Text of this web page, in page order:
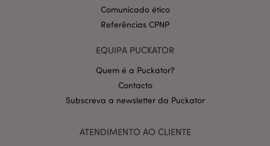
Comunicado ético
Referências CPNP
EQUIPA PUCKATOR
Quem é a Puckator?
Contacto
Subscreva a newsletter da Puckator
ATENDIMENTO AO CLIENTE
mage-cache-storage-section-
Política de Privacidade da